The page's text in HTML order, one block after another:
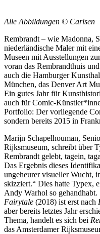
Alle Abbildungen © Carlsen
Rembrandt – wie Madonna,
niederländische Maler mit
Museen mit Ausstellungen
voran das Rembrandthuis
auch die Hamburger
München, das Denver Art
Ein gutes Jahr für
auch für Comic-
Portfolio: Der vorliegende
sondern bereits 2015 in
Marijn Schapelhouman,
Rijksmuseum, schreibt über
Rembrandt gelebt, tagein,
Das Ergebnis dieses
ungeheurer visueller Wucht,
skizziert.“ Dies hatte Typex,
Andy Warhol so
Fairytale (2018) ist erst nach
aber bereits letztes Jahr
Thema, handelt es sich bei
das Amsterdamer